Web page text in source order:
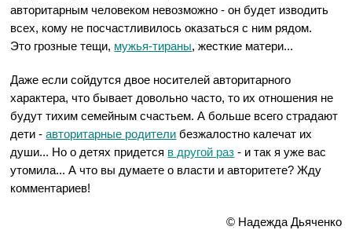
авторитарным человеком невозможно - он будет изводить
всех, кому не посчастливилось оказаться с ним рядом.
Это грозные тещи, мужья-тираны, жесткие матери...
Даже если сойдутся двое носителей авторитарного
характера, что бывает довольно часто, то их отношения не
будут тихим семейным счастьем. А больше всего страдают
дети -авторитарные родители безжалостно калечат их
души... Но о детях придется в другой раз - и так я уже вас
утомила... А что вы думаете о власти и авторитете? Жду
комментариев!
© Надежда Дьяченко